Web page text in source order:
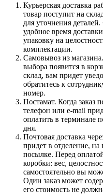
Курьерская доставка
товар поступит на
для уточнения
удобное время
упаковку на
комплектации.
Самовывоз из
выбора появится в
склад, вам придет
обратитесь к
номер.
Постамат. Когда заказ
телефон или e-mail
оплатить в терминале
дня.
Почтовая доставка
придет в отделение,
посылке. Перед
коробки: вес,
самостоятельно вы
Один заказ может
его стоимость не